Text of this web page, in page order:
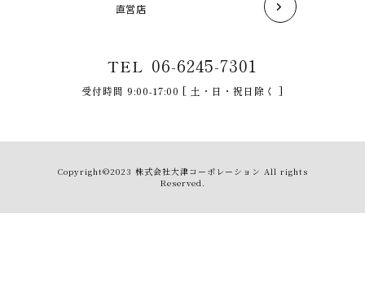
直営店
TEL 06-6245-7301
受付時間 9:00-17:00 [ 土・日・祝日除く ]
Copyright©2023 株式会社大津コーポレーション All rights
Reserved.